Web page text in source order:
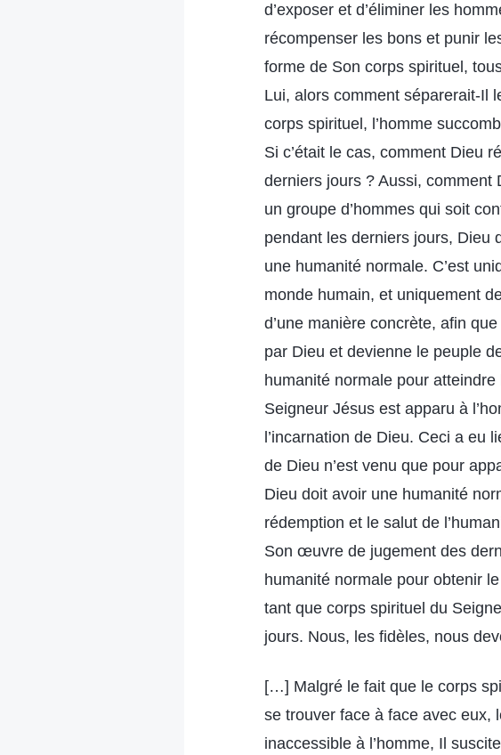
d’exposer et d’éliminer les
récompenser les bons et punir
forme de Son corps spirituel,
Lui, alors comment séparerait-Il
corps spirituel, l’homme
Si c’était le cas, comment Dieu
derniers jours ? Aussi,
un groupe d’hommes qui soit
pendant les derniers jours, Dieu
une humanité normale. C’est
monde humain, et uniquement
d’une manière concrète, afin
par Dieu et devienne le peuple
humanité normale pour
Seigneur Jésus est apparu à
l’incarnation de Dieu. Ceci a eu
de Dieu n’est venu que pour
Dieu doit avoir une humanité
rédemption et le salut de
Son œuvre de jugement des
humanité normale pour obtenir
tant que corps spirituel du
jours. Nous, les fidèles, nous
[…] Malgré le fait que le corps
se trouver face à face avec eux,
inaccessible à l’homme, Il